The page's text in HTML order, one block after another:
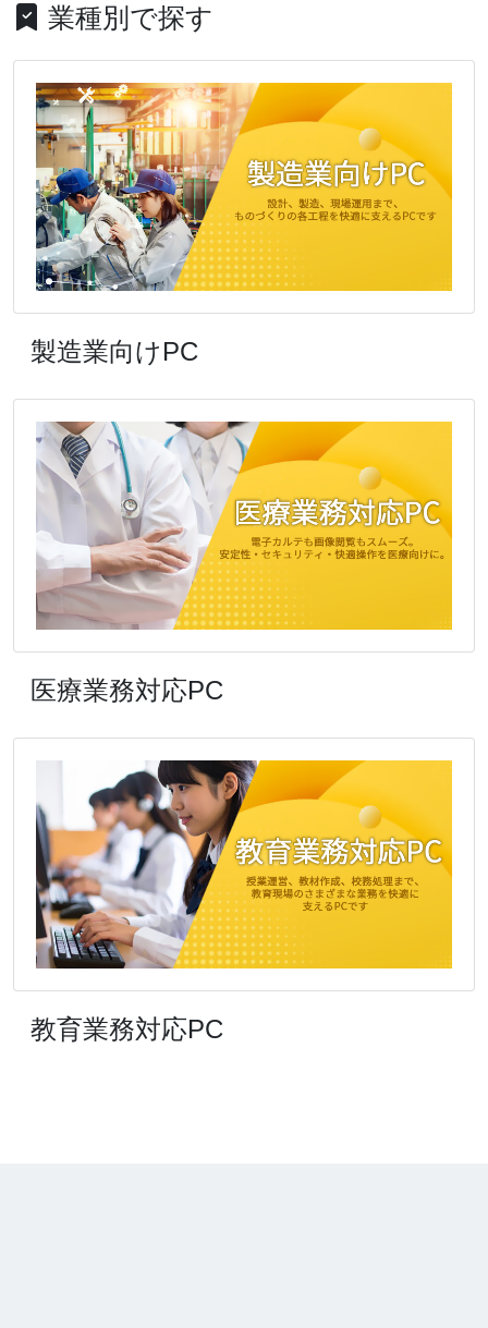
業種別で探す
製造業向けPC
医療業務対応PC
教育業務対応PC